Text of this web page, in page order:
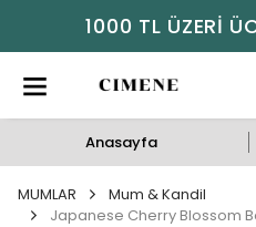
1000 TL ÜZERI
Anasayfa
MUMLAR
Mum & Kandil
Japanese Cherry Blossom